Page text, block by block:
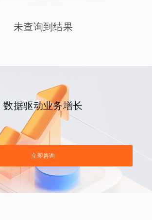
未查询到结果
数据驱动业务增长
立即咨询